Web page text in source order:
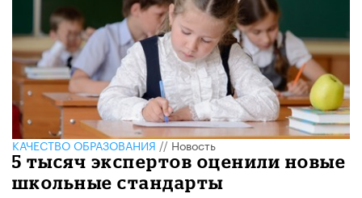
КАЧЕСТВО ОБРАЗОВАНИЯ//Новость
5 тысяч экспертов оценили новые
школьные стандарты